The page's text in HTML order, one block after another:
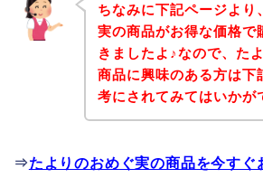
ちなみに下記ページより
実の商品がお得な価格で
きましたよ♪なので、た
商品に興味のある方は下
考にされてみてはいかが
⇒たよりのおめぐ実の商品を今すぐ